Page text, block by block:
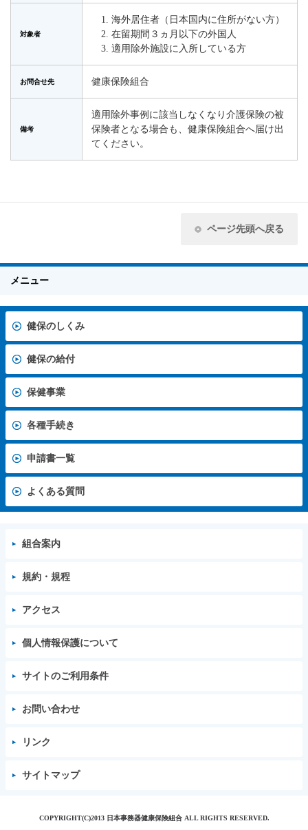
対象者
海外居住者（日本国内に住所がない方）
在留期間３ヵ月以下の外国人
適用除外施設に入所している方
お問合せ先 健康保険組合
備考
適用除外事例に該当しなくなり介護保険の被
保険者となる場合も、健康保険組合へ届け出
てください。
ページ先頭へ戻る
メニュー
健保のしくみ
健保の給付
保健事業
各種手続き
申請書一覧
よくある質問
組合案内
規約・規程
アクセス
個人情報保護について
サイトのご利用条件
お問い合わせ
リンク
サイトマップ
COPYRIGHT(C)2013 日本事務器健康保険組合 ALL RIGHTS RESERVED.